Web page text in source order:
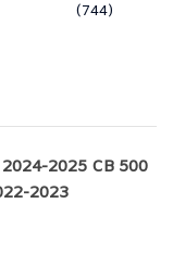
(744)
2025 CB 500
2023